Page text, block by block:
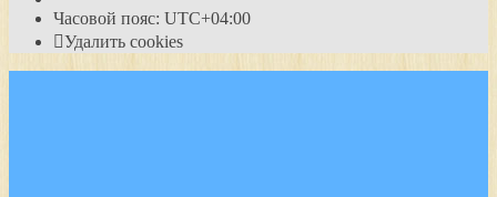
Часовой пояс: UTC+04:00
Удалить cookies